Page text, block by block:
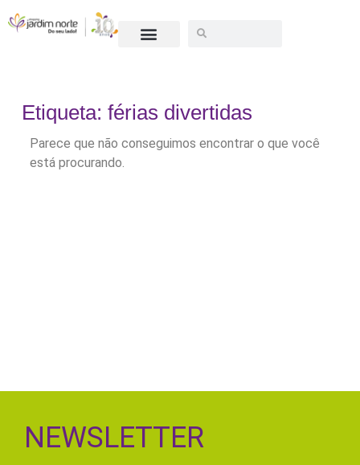
Etiqueta: férias divertidas
Parece que não conseguimos encontrar o que você
está procurando.
NEWSLETTER